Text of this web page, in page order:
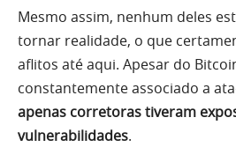
Mesmo assim, nenhum deles
tornar realidade, o que
aflitos até aqui. Apesar do
constantemente associado a
apenas corretoras tiveram
vulnerabilidades.